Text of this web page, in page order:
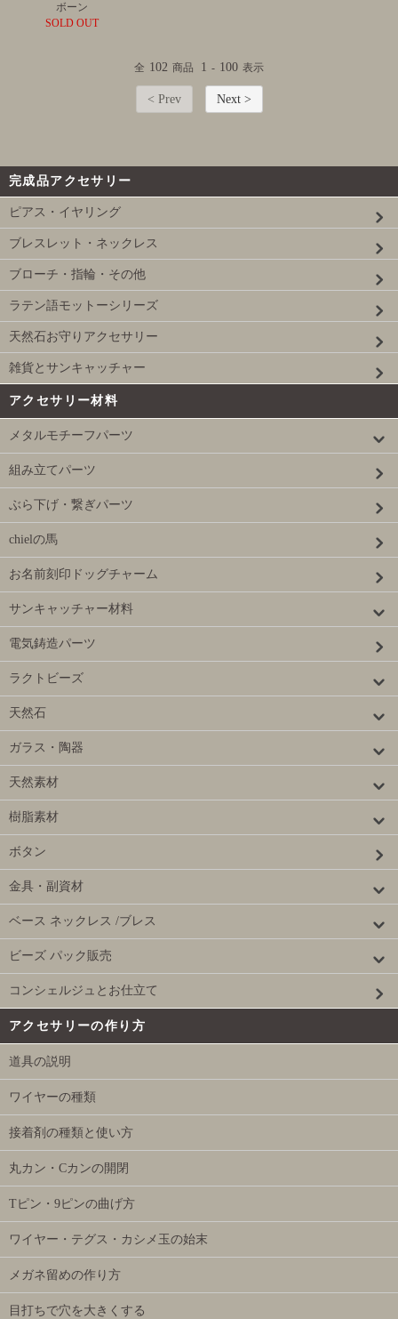
ボーン
SOLD OUT
全 102 商品 1 - 100 表示
< Prev Next >
完成品アクセサリー
ピアス・イヤリング
ブレスレット・ネックレス
ブローチ・指輪・その他
ラテン語モットーシリーズ
天然石お守りアクセサリー
雑貨とサンキャッチャー
アクセサリー材料
メタルモチーフパーツ
組み立てパーツ
ぶら下げ・繋ぎパーツ
chielの馬
お名前刻印ドッグチャーム
サンキャッチャー材料
電気鋳造パーツ
ラクトビーズ
天然石
ガラス・陶器
天然素材
樹脂素材
ボタン
金具・副資材
ベース ネックレス /ブレス
ビーズ パック販売
コンシェルジュとお仕立て
アクセサリーの作り方
道具の説明
ワイヤーの種類
接着剤の種類と使い方
丸カン・Cカンの開閉
Tピン・9ピンの曲げ方
ワイヤー・テグス・カシメ玉の始末
メガネ留めの作り方
目打ちで穴を大きくする